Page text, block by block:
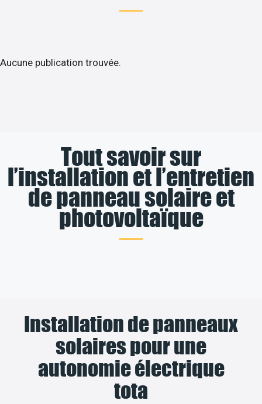
Aucune publication trouvée.
Tout savoir sur
l’installation et l’entretien
de panneau solaire et
photovoltaïque
Installation de panneaux
solaires pour une
autonomie électrique
tota